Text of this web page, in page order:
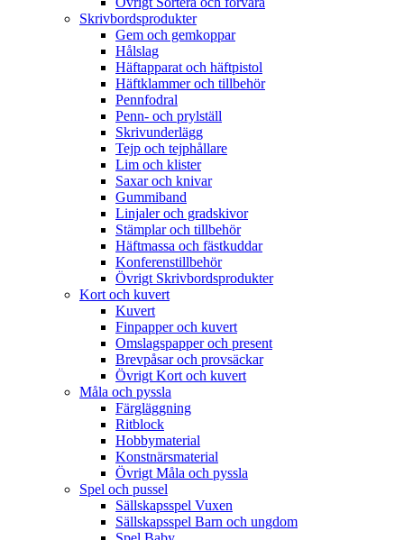
Skrivbordsprodukter
Gem och gemkoppar
Hålslag
Häftapparat och häftpistol
Häftklammer och tillbehör
Pennfodral
Penn- och prylställ
Skrivunderlägg
Tejp och tejphållare
Lim och klister
Saxar och knivar
Gummiband
Linjaler och gradskivor
Stämplar och tillbehör
Häftmassa och fästkuddar
Konferenstillbehör
Övrigt Skrivbordsprodukter
Kort och kuvert
Kuvert
Finpapper och kuvert
Omslagspapper och present
Brevpåsar och provsäckar
Övrigt Kort och kuvert
Måla och pyssla
Färgläggning
Ritblock
Hobbymaterial
Konstnärsmaterial
Övrigt Måla och pyssla
Spel och pussel
Sällskapsspel Vuxen
Sällskapsspel Barn och ungdom